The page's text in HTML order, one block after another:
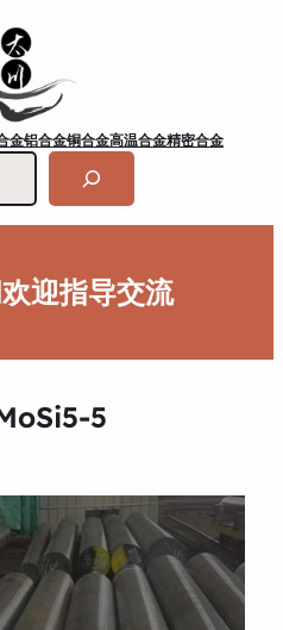
金铝合金铜合金高温合金精密合金
迎指导交流
5